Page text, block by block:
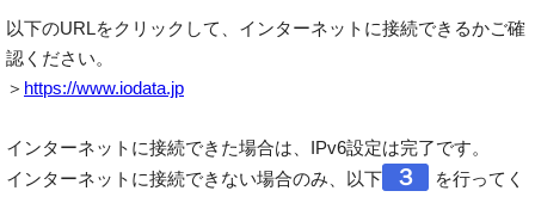
以下のURLをクリックして、インターネットに接続できるかご確
認ください。
＞ https://www.iodata.jp
インターネットに接続できた場合は、IPv6設定は完了です。
インターネットに接続できない場合のみ、以下
３
を行ってく